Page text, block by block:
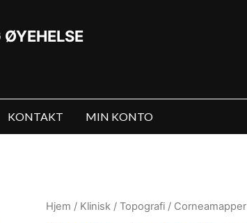
ØYEHELSE
KONTAKT MIN KONTO
Hjem / Klinisk / Topografi / Corneamapper